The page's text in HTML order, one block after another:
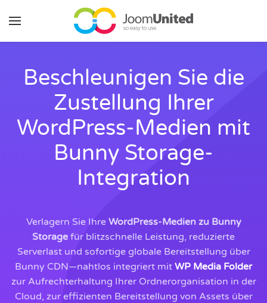
Zum Hauptinhalt springen
Beschleunigen Sie die
Zustellung Ihrer
WordPress-Medien mit
Bunny Storage-
Integration
Verlagern Sie Ihre WordPress-Medien zu Bunny
Storage für blitzschnelle Leistung, reduzierte
Serverlast und sofortige globale Bereitstellung über
Bunny CDN—nahtlos integriert mit WP Media Folder
zur Aufrechterhaltung Ihrer Ordnerorganisation in der
Cloud, zur effizienten Bereitstellung von Assets über